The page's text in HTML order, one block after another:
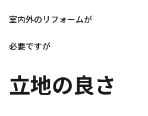
室内外のリフォームが
必要ですが
立地の良さ